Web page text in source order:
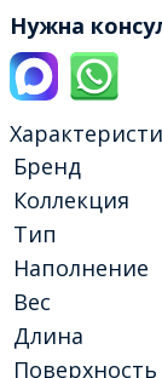
Нужна
Бренд
Коллекция
Тип
Наполнение
Вес
Длина
Поверхность